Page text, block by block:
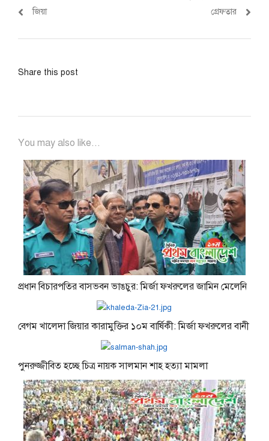
জিয়া
গ্রেফতার
Share this post
You may also like...
প্রধান বিচারপতির বাসভবন ভাঙচুর: মির্জা ফখরুলের জামিন মেলেনি
বেগম খালেদা জিয়ার কারামুক্তির ১০ম বার্ষিকী: মির্জা ফখরুলের বানী
পুনরুজ্জীবিত হচ্ছে চিত্র নায়ক সালমান শাহ হত্যা মামলা